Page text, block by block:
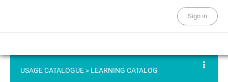
Sign in
USAGE CATALOGUE > LEARNING CATALOG